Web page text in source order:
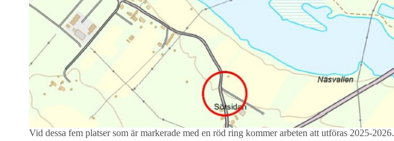
Vid dessa fem platser som är markerade med en röd ring kommer arbeten att utföras 2025-2026.